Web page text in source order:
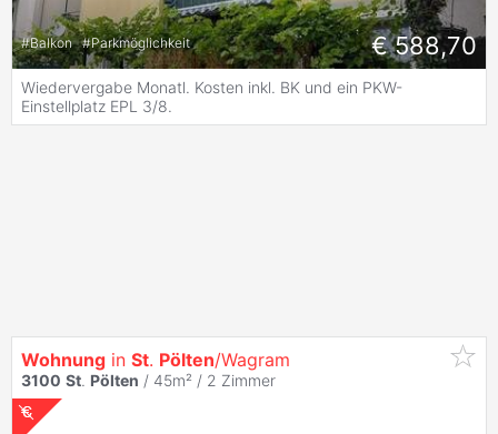
#Balkon #Parkmöglichkeit € 588,70
Wiedervergabe Monatl. Kosten inkl. BK und ein PKW-
Einstellplatz EPL 3/8.
Wohnung in St. Pölten/Wagram
3100 St. Pölten / 45m² / 2 Zimmer